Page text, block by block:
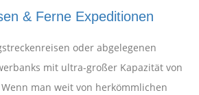
& Ferne Expeditionen
oder abgelegenen
mit ultra-großer Kapazität von
man weit von herkömmlichen